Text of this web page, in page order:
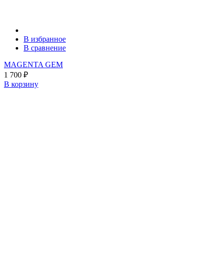
В избранное
В сравнение
MAGENTA GEM
1 700 ₽
В корзину